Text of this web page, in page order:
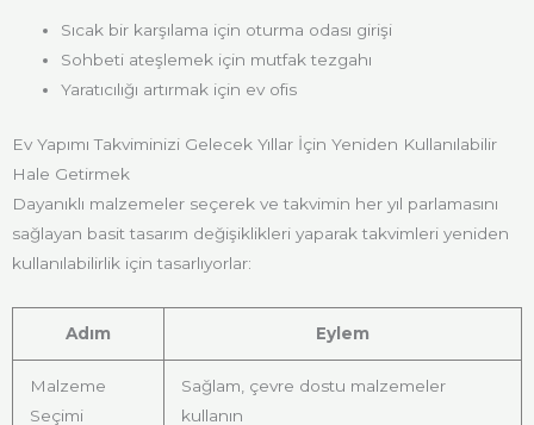
Sıcak bir karşılama için oturma odası girişi
Sohbeti ateşlemek için mutfak tezgahı
Yaratıcılığı artırmak için ev ofis
Ev Yapımı Takviminizi Gelecek Yıllar İçin Yeniden Kullanılabilir
Hale Getirmek
Dayanıklı malzemeler seçerek ve takvimin her yıl parlamasını
sağlayan basit tasarım değişiklikleri yaparak takvimleri yeniden
kullanılabilirlik için tasarlıyorlar:
Adım Eylem
Malzeme
Seçimi
Sağlam, çevre dostu malzemeler
kullanın